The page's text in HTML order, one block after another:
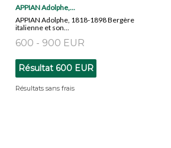
APPIAN Adolphe,...
APPIAN Adolphe, 1818-1898 Bergère
italienne et son...
600 - 900 EUR
Résultat 600 EUR
Résultats sans frais